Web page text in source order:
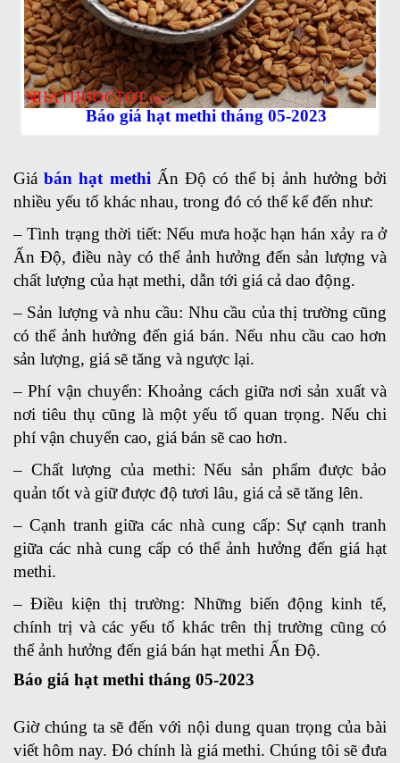
Báo giá hạt methi tháng 05-2023
Giábán hạt methiẤn Độ có thể bị ảnh hưởng bởi
nhiều yếu tố khác nhau, trong đó có thể kể đến như:
– Tình trạng thời tiết: Nếu mưa hoặc hạn hán xảy ra ở
Ấn Độ, điều này có thể ảnh hưởng đến sản lượng và
chất lượng của hạt methi, dẫn tới giá cả dao động.
– Sản lượng và nhu cầu: Nhu cầu của thị trường cũng
có thể ảnh hưởng đến giá bán. Nếu nhu cầu cao hơn
sản lượng, giá sẽ tăng và ngược lại.
– Phí vận chuyển: Khoảng cách giữa nơi sản xuất và
nơi tiêu thụ cũng là một yếu tố quan trọng. Nếu chi
phí vận chuyển cao, giá bán sẽ cao hơn.
– Chất lượng của methi: Nếu sản phẩm được bảo
quản tốt và giữ được độ tươi lâu, giá cả sẽ tăng lên.
– Cạnh tranh giữa các nhà cung cấp: Sự cạnh tranh
giữa các nhà cung cấp có thể ảnh hưởng đến giá hạt
methi.
– Điều kiện thị trường: Những biến động kinh tế,
chính trị và các yếu tố khác trên thị trường cũng có
thể ảnh hưởng đến giá bán hạt methi Ấn Độ.
Báo giá hạt methi tháng 05-2023
Giờ chúng ta sẽ đến với nội dung quan trọng của bài
viết hôm nay. Đó chính là giá methi. Chúng tôi sẽ đưa